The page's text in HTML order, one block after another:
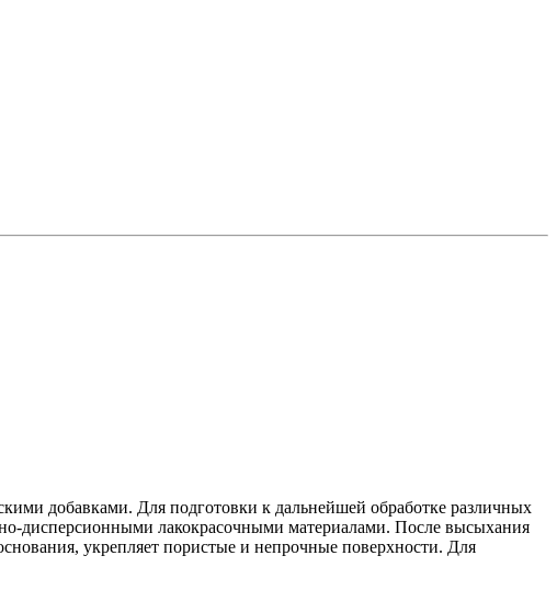
добавками. Для подготовки к дальнейшей обработке различных
дисперсионными лакокрасочными материалами. После высыхания
укрепляет пористые и непрочные поверхности. Для